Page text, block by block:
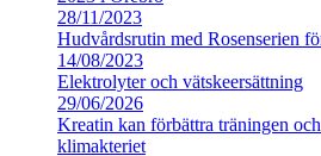
28/11/2023
Hudvårdsrutin med Rosenserien
14/08/2023
Elektrolyter och vätskeersättning
29/06/2026
Kreatin kan förbättra träningen
klimakteriet